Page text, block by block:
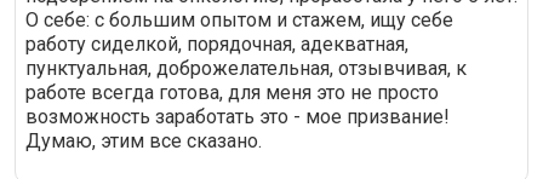
О себе: с большим опытом и стажем, ищу себе
работу сиделкой, порядочная, адекватная,
пунктуальная, доброжелательная, отзывчивая, к
работе всегда готова, для меня это не просто
возможность заработать это - мое призвание!
Думаю, этим все сказано.